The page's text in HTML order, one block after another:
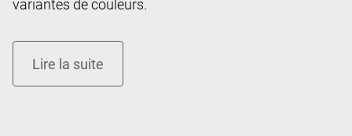
variantes de couleurs.